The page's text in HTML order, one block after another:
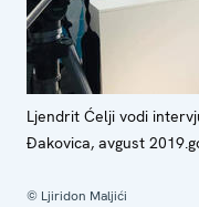
Ljendrit Ćelji vodi
Đakovica, avgust
© Ljiridon Maljići